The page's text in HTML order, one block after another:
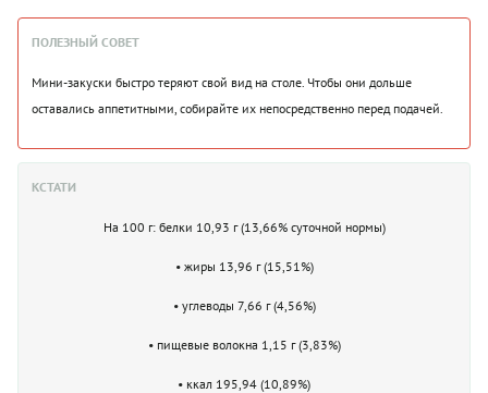
ПОЛЕЗНЫЙ СОВЕТ
Мини-закуски быстро теряют свой вид на столе. Чтобы они дольше
оставались аппетитными, собирайте их непосредственно перед подачей.
КСТАТИ
На 100 г: белки 10,93 г (13,66% суточной нормы)
• жиры 13,96 г (15,51%)
• углеводы 7,66 г (4,56%)
• пищевые волокна 1,15 г (3,83%)
• ккал 195,94 (10,89%)